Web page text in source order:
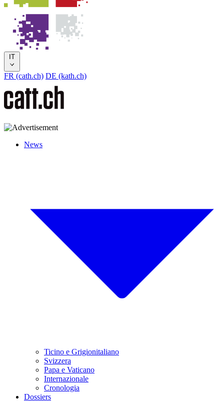
IT
FR (cath.ch) DE (kath.ch)
News
Ticino e Grigionitaliano
Svizzera
Papa e Vaticano
Internazionale
Cronologia
Dossiers